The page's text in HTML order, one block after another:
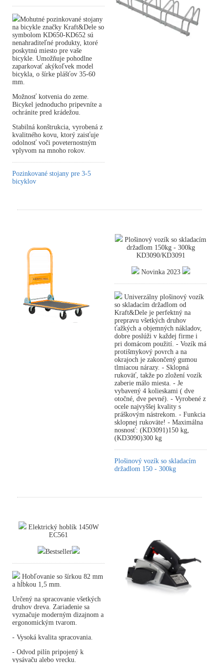
Mohutné pozinkované stojany
na bicykle značky Kraft&Dele so
symbolom KD650-KD652 sú
nenahraditeľné produkty, ktoré
poskytnú miesto pre vaše
bicykle. Umožňuje pohodlne
zaparkovať akýkoľvek model
bicykla, o šírke plášťov 35-60
mm.
Možnosť kotvenia do zeme.
Bicykel jednoducho pripevníte a
ochránite pred krádežou.
Stabilná konštrukcia, vyrobená z
kvalitného kovu, ktorý zaisťuje
odolnosť voči poveternostným
vplyvom na mnoho rokov.
Pozinkované stojany pre 3-5
bicyklov
Plošinový vozík so skladacím
držadlom 150kg - 300kg
KD3090/KD3091
Novinka 2023
Univerzálny plošinový vozík
so skladacím držadlom od
Kraft&Dele je perfektný na
prepravu všetkých druhov
ťažkých a objemných nákladov,
dobre poslúži v každej firme i
pri domácom použití. - Vozík má
protišmykový povrch a na
okrajoch je zakončený gumou
tlmiacou nárazy. - Sklopná
rukoväť, takže po zložení vozík
zaberie málo miesta. - Je
vybavený 4 kolieskami ( dve
otočné, dve pevné). - Vyrobené z
ocele najvyššej kvality s
práškovým nástrekom. - Funkcia
sklopnej rukoväte! - Maximálna
nosnosť: (KD3091)150 kg,
(KD3090)300 kg
Plošinový vozík so skladacím
držadlom 150 - 300kg
Elektrický hoblík 1450W
EC561
Bestseller
Hobľovanie so šírkou 82 mm
a hĺbkou 1,5 mm.
Určený na spracovanie všetkých
druhov dreva. Zariadenie sa
vyznačuje moderným dizajnom a
ergonomickým tvarom.
- Vysoká kvalita spracovania.
- Odvod pilín pripojený k
vysávaču alebo vrecku.